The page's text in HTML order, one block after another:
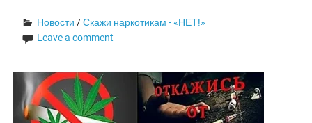
Новости /Скажи наркотикам - «НЕТ!»
Leave a comment